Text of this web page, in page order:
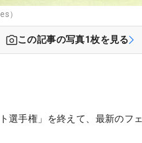
）
この記事の写真1枚を見る
選手権」を終えて、最新のフ